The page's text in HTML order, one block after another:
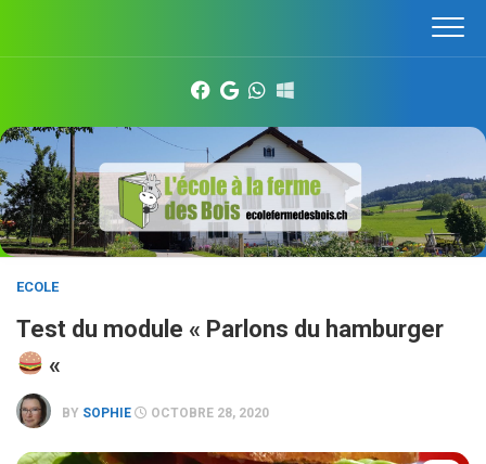
content
ECOLE
Test du module « Parlons du hamburger
«
BY SOPHIE OCTOBRE 28, 2020